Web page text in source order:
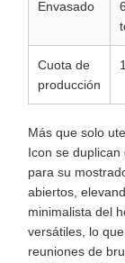
Envasado
Cuota de
producción
Más que solo
Icon se
para su
abiertos,
minimalista del
versátiles, lo
reuniones de